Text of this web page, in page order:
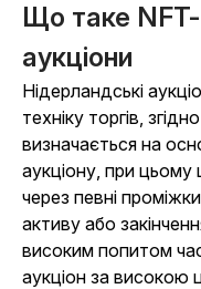
Що таке NFT-
аукціони
Нідерландські
техніку торгів,
визначається на
аукціону, при цьому
через певні
активу або
високим попитом
аукціон за високою